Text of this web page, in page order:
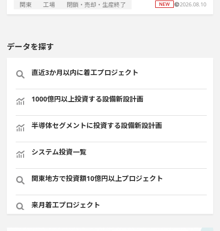
関東 工場 閉鎖・売却・生産終了 2026.08.10
データを探す
直近3か月以内に着工プロジェクト
1000億円以上投資する設備新設計画
半導体セグメントに投資する設備新設計画
システム投資一覧
関東地方で投資額10億円以上プロジェクト
来月着工プロジェクト